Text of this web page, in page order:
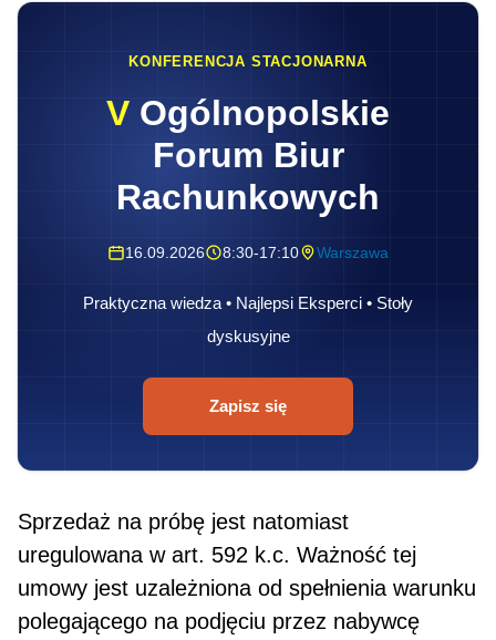
KONFERENCJA STACJONARNA
V Ogólnopolskie
Forum Biur
Rachunkowych
16.09.2026 8:30-17:10 Warszawa
Praktyczna wiedza • Najlepsi Eksperci • Stoły
dyskusyjne
Zapisz się
Sprzedaż na próbę jest natomiast
uregulowana w art. 592 k.c. Ważność tej
umowy jest uzależniona od spełnienia warunku
polegającego na podjęciu przez nabywcę